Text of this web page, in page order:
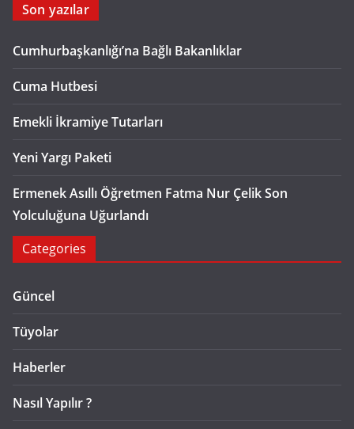
Son yazılar
Cumhurbaşkanlığı’na Bağlı Bakanlıklar
Cuma Hutbesi
Emekli İkramiye Tutarları
Yeni Yargı Paketi
Ermenek Asıllı Öğretmen Fatma Nur Çelik Son
Yolculuğuna Uğurlandı
Categories
Güncel
Tüyolar
Haberler
Nasıl Yapılır ?